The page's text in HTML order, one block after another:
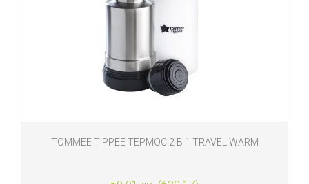
TIPPEE ТЕРМОС 2 В 1 TRAVEL WARM